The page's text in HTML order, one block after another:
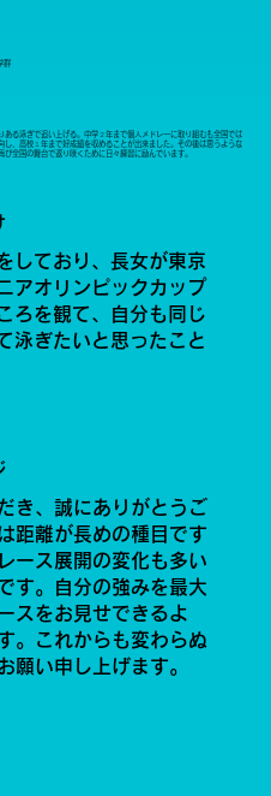
群
しており、長女が東京
アオリンピックカップ
ろを観て、自分も同じ
泳ぎたいと思ったこと
き、誠にありがとうご
距離が長めの種目です
ース展開の変化も多い
す。自分の強みを最大
スをお見せできるよ
。これからも変わらぬ
願い申し上げます。
る泳ぎで追い上げる。中学２年まで個人メドレーに取り組むも全国では
、高校１年まで好成績を収めることが出来ました。その後は思うような
全国の舞台で返り咲くために日々練習に励んでいます。